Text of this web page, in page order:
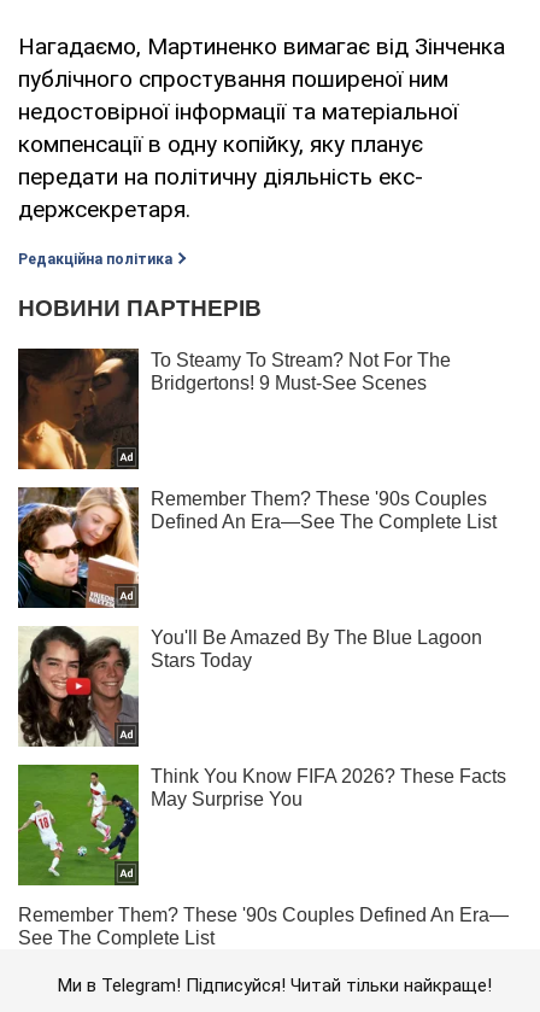
Нагадаємо, Мартиненко вимагає від Зінченка
публічного спростування поширеної ним
недостовірної інформації та матеріальної
компенсації в одну копійку, яку планує
передати на політичну діяльність екс-
держсекретаря.
Редакційна політика
Ми в Telegram! Підписуйся! Читай тільки найкраще!